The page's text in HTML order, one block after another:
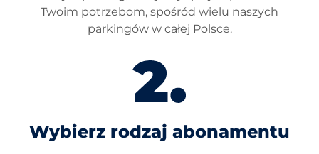
Twoim potrzebom, spośród wielu naszych
parkingów w całej Polsce.
Wybierz rodzaj abonamentu